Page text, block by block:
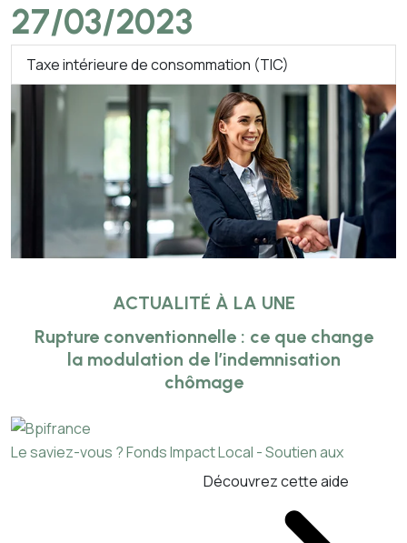
27/03/2023
Taxe intérieure de consommation (TIC)
ACTUALITÉ À LA UNE
Rupture conventionnelle : ce que change
la modulation de l’indemnisation
chômage
Le saviez-vous ?Fonds Impact Local - Soutien aux
Découvrez cette aide